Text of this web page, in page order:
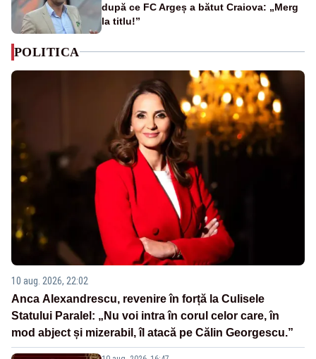
după ce FC Argeș a bătut Craiova: „Merg
la titlu!”
POLITICA
10 aug. 2026, 22:02
Anca Alexandrescu, revenire în forță la Culisele
Statului Paralel: „Nu voi intra în corul celor care, în
mod abject și mizerabil, îl atacă pe Călin Georgescu.”